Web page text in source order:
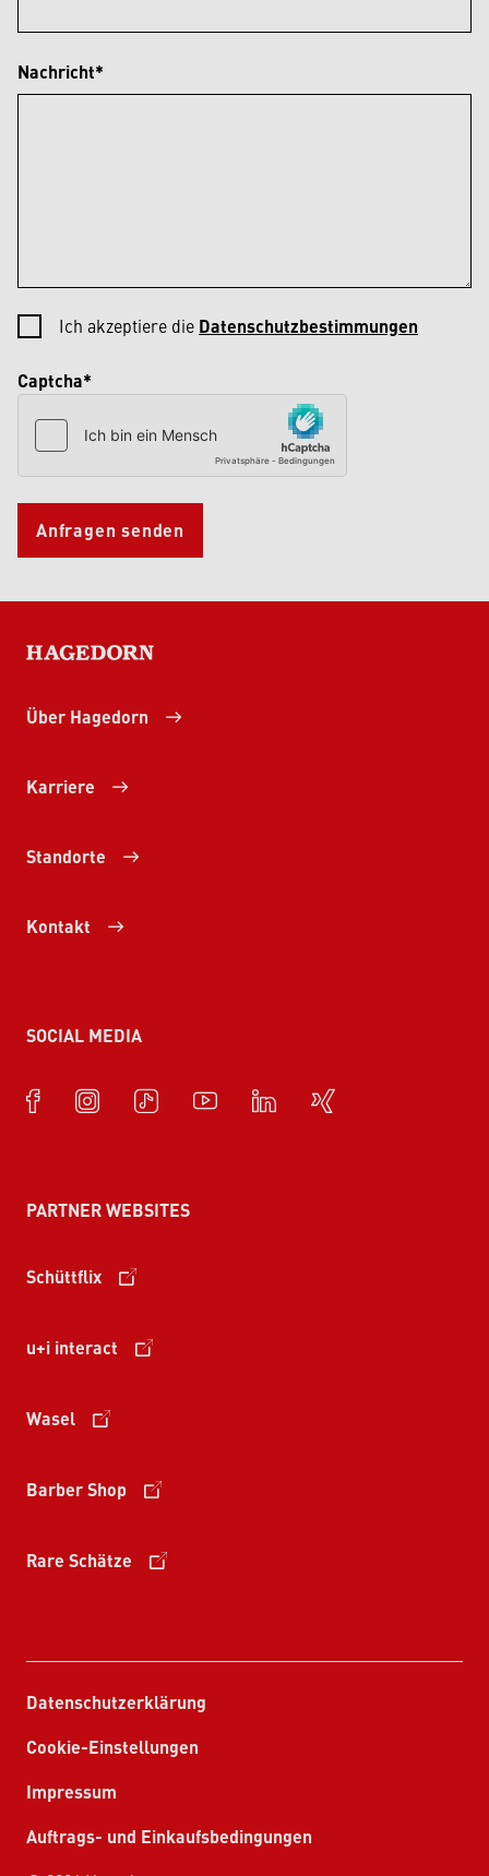
Nachricht*
Ich akzeptiere die Datenschutzbestimmungen
Captcha*
Anfragen senden
HAGEDORN
Über Hagedorn
Karriere
Standorte
Kontakt
SOCIAL MEDIA
PARTNER WEBSITES
Schüttflix
u+i interact
Wasel
Barber Shop
Rare Schätze
Datenschutzerklärung
Cookie-Einstellungen
Impressum
Auftrags- und Einkaufsbedingungen